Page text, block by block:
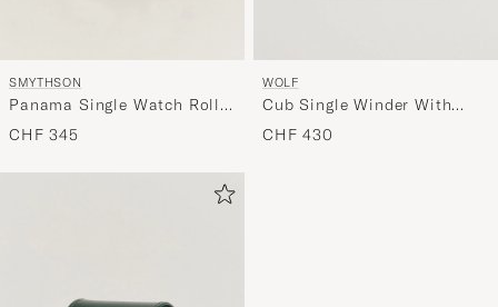
SMYTHSON
Panama Single Watch Roll
Black
CHF 345
WOLF
Cub Single Winder With
Cover Black
CHF 430